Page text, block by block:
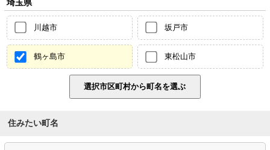
埼玉県
川越市 坂戸市
鶴ヶ島市 東松山市
住みたい町名